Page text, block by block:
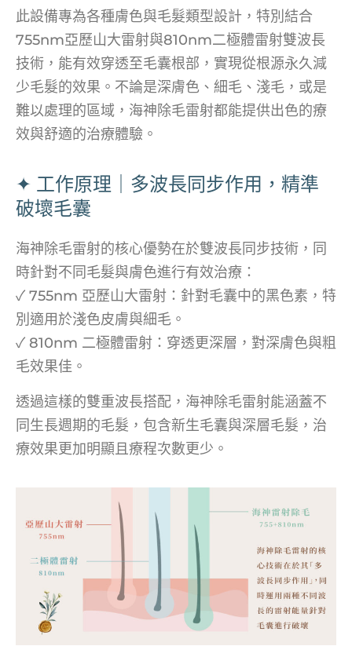
此設備專為各種膚色與毛髮類型設計，特別結合
755nm亞歷山大雷射與810nm二極體雷射雙波長
技術，能有效穿透至毛囊根部，實現從根源永久減
少毛髮的效果。不論是深膚色、細毛、淺毛，或是
難以處理的區域，海神除毛雷射都能提供出色的療
效與舒適的治療體驗。
✦ 工作原理｜多波長同步作用，精準
破壞毛囊
海神除毛雷射的核心優勢在於雙波長同步技術，同
時針對不同毛髮與膚色進行有效治療：
✓ 755nm 亞歷山大雷射：針對毛囊中的黑色素，特
別適用於淺色皮膚與細毛。
✓ 810nm 二極體雷射：穿透更深層，對深膚色與粗
毛效果佳。
透過這樣的雙重波長搭配，海神除毛雷射能涵蓋不
同生長週期的毛髮，包含新生毛囊與深層毛髮，治
療效果更加明顯且療程次數更少。